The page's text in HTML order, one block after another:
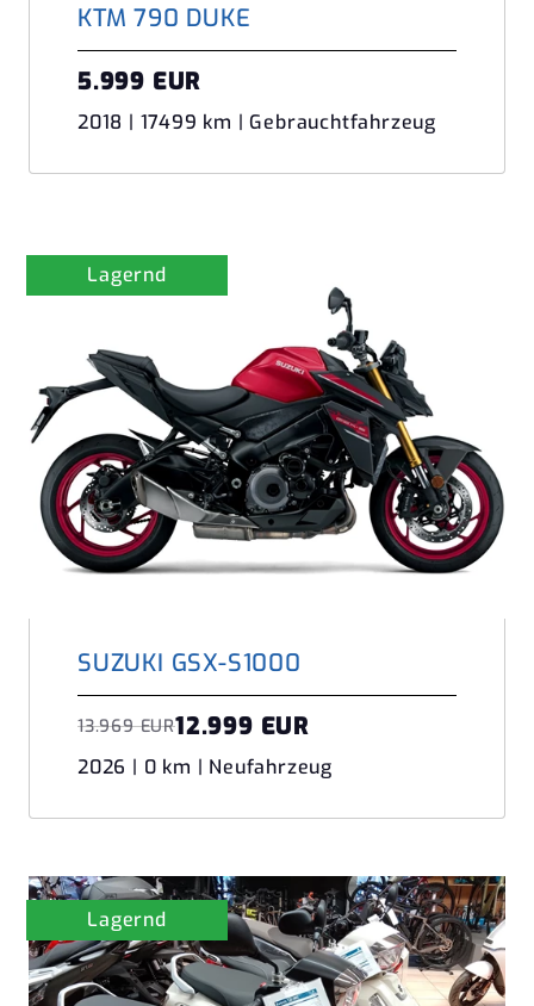
KTM 790 DUKE
5.999 EUR
2018 | 17499 km | Gebrauchtfahrzeug
Lagernd
SUZUKI GSX-S1000
13.969 EUR12.999 EUR
2026 | 0 km | Neufahrzeug
Lagernd